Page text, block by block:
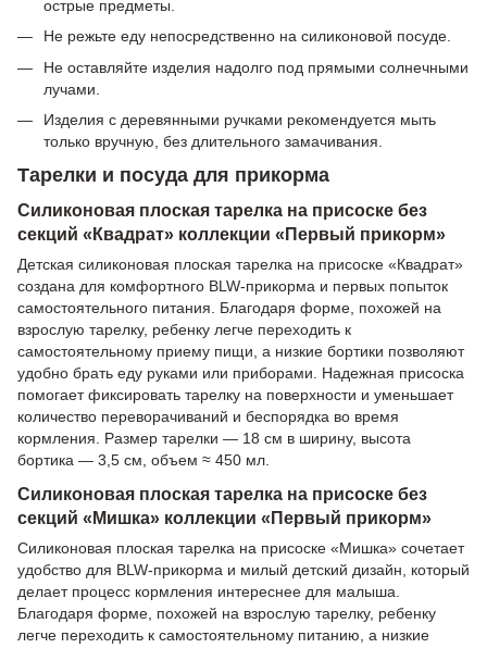
острые предметы.
Не режьте еду непосредственно на силиконовой посуде.
Не оставляйте изделия надолго под прямыми солнечными
лучами.
Изделия с деревянными ручками рекомендуется мыть
только вручную, без длительного замачивания.
Тарелки и посуда для прикорма
Силиконовая плоская тарелка на присоске без
секций «Квадрат» коллекции «Первый прикорм»
Детская силиконовая плоская тарелка на присоске «Квадрат»
создана для комфортного BLW-прикорма и первых попыток
самостоятельного питания. Благодаря форме, похожей на
взрослую тарелку, ребенку легче переходить к
самостоятельному приему пищи, а низкие бортики позволяют
удобно брать еду руками или приборами. Надежная присоска
помогает фиксировать тарелку на поверхности и уменьшает
количество переворачиваний и беспорядка во время
кормления. Размер тарелки — 18 см в ширину, высота
бортика — 3,5 см, объем ≈ 450 мл.
Силиконовая плоская тарелка на присоске без
секций «Мишка» коллекции «Первый прикорм»
Силиконовая плоская тарелка на присоске «Мишка» сочетает
удобство для BLW-прикорма и милый детский дизайн, который
делает процесс кормления интереснее для малыша.
Благодаря форме, похожей на взрослую тарелку, ребенку
легче переходить к самостоятельному питанию, а низкие